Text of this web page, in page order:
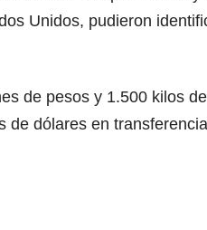
Unidos, pudieron
de pesos y 1.500 kilos
de dólares en